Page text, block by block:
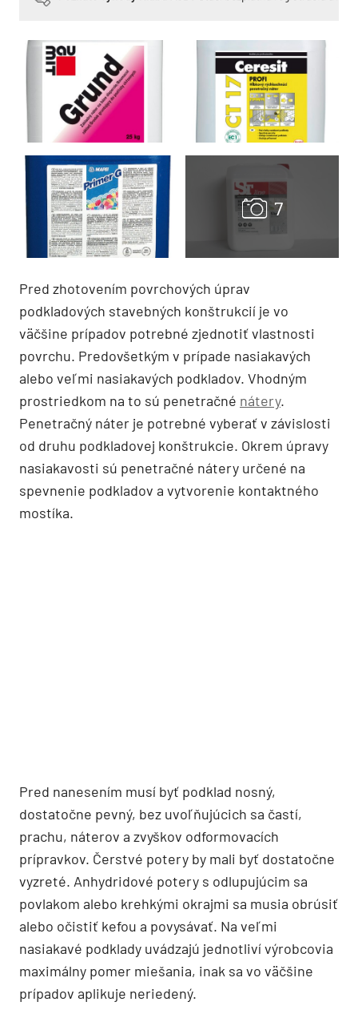
Pred zhotovením povrchových úprav
podkladových stavebných konštrukcií je vo
väčšine prípadov potrebné zjednotiť vlastnosti
povrchu. Predovšetkým v prípade nasiakavých
alebo veľmi nasiakavých podkladov. Vhodným
prostriedkom na to sú penetračné nátery.
Penetračný náter je potrebné vyberať v závislosti
od druhu podkladovej konštrukcie. Okrem úpravy
nasiakavosti sú penetračné nátery určené na
spevnenie podkladov a vytvorenie kontaktného
mostíka.
Pred nanesením musí byť podklad nosný,
dostatočne pevný, bez uvoľňujúcich sa častí,
prachu, náterov a zvyškov odformovacích
prípravkov. Čerstvé potery by mali byť dostatočne
vyzreté. Anhydridové potery s odlupujúcim sa
povlakom alebo krehkými okrajmi sa musia obrúsiť
alebo očistiť kefou a povysávať. Na veľmi
nasiakavé podklady uvádzajú jednotliví výrobcovia
maximálny pomer miešania, inak sa vo väčšine
prípadov aplikuje neriedený.